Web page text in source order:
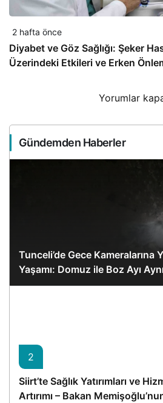
2 hafta önce
Diyabet ve Göz Sağlığı: Şeker
Üzerindeki Etkileri ve Erken
Yorumlar
Gündemden Haberler
Tunceli’de Gece Kameralarına
Yaşamı: Domuz ile Boz Ayı
2
Siirt’te Sağlık Yatırımları ve
Artırımı – Bakan